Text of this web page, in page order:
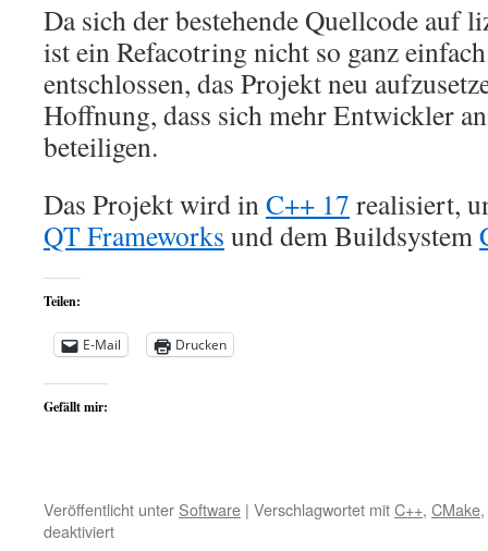
Da sich der bestehende Quellcode auf
ist ein Refacotring nicht so ganz
entschlossen, das Projekt neu
Hoffnung, dass sich mehr Entwickler
beteiligen.
Das Projekt wird inC++ 17 realisiert,
QT Frameworks und dem Buildsystem
Teilen:
E-Mail Drucken
Gefällt mir:
Veröffentlicht unter Software | Verschlagwortet mitC++, CMake,
deaktiviertfür